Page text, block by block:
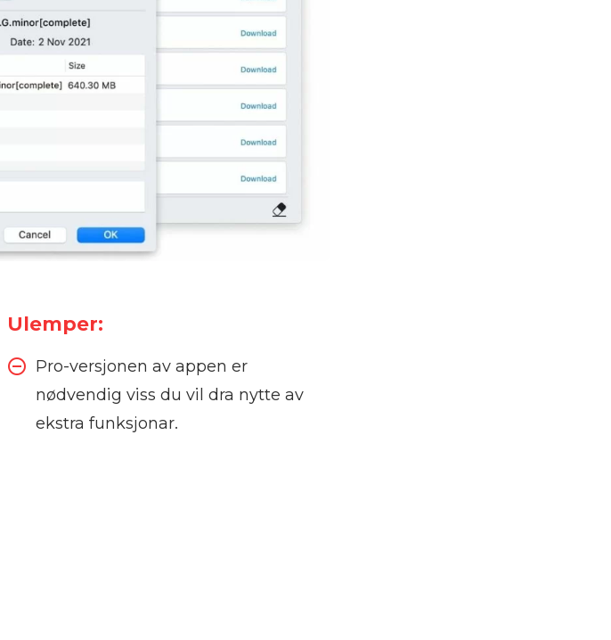
Ulemper:
Pro-versjonen av appen er
nødvendig viss du vil dra nytte av
ekstra funksjonar.